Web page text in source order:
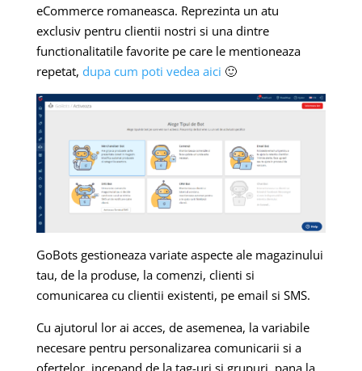
eCommerce romaneasca. Reprezinta un atu
exclusiv pentru clientii nostri si una dintre
functionalitatile favorite pe care le mentioneaza
repetat, dupa cum poti vedea aici 🙂
GoBots gestioneaza variate aspecte ale magazinului
tau, de la produse, la comenzi, clienti si
comunicarea cu clientii existenti, pe email si SMS.
Cu ajutorul lor ai acces, de asemenea, la variabile
necesare pentru personalizarea comunicarii si a
ofertelor, incepand de la tag-uri si grupuri, pana la